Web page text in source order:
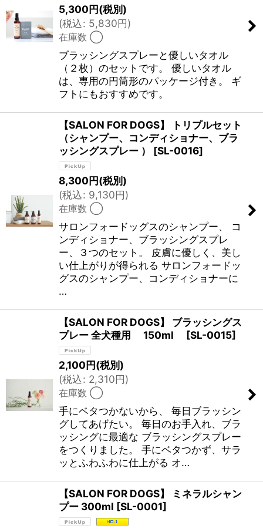
5,300円(税別)
(税込: 5,830円)
在庫数 ◯
ブラッシングスプレーと優しいタオル
（２枚）のセットです。 優しいタオル
は、専用の円筒形のパッケージ付き。 ギ
フトにもおすすめです。
【SALON FOR DOGS】 トリプルセット
（シャンプー、コンディショナー、ブラ
ッシングスプレー ）
[SL-0016]
8,300円(税別)
(税込: 9,130円)
在庫数 ◯
サロンフォードッグスのシャンプー、 コ
ンディショナー、ブラッシングスプレ
ー、３つのセット。 皮膚に優しく、美し
い仕上がりが得られる サロンフォードッ
グスのシャンプー、コンディショナーに
…
【SALON FOR DOGS】 ブラッシングス
プレー 全犬種用 150ml
[SL-0015]
2,100円(税別)
(税込: 2,310円)
在庫数 ◯
手にベタつかないから、 毎日ブラッシン
グしてあげたい。 毎日のお手入れ、ブラ
ッシングに最適な ブラッシングスプレー
をつくりました。 手にベタつかず、サラ
ッとふわふわに仕上がる オ…
【SALON FOR DOGS】 ミネラルシャン
プー 300ml [SL-0001]